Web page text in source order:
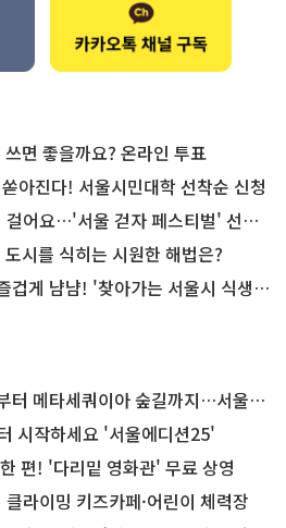
면 좋을까요? 온라인 투표
아진다! 서울시민대학 선착순 신청
요…'서울 걷자 페스티벌' 선착순 5천명
시를 식히는 시원한 해법은?
냠냠! '찾아가는 서울시 식생활 교육' 현장
세쿼이아 숲길까지…서울둘레길 15코스
시작하세요 '서울에디션25'
편! '다리밑 영화관' 무료 상영
라이밍 키즈카페·어린이 체력장